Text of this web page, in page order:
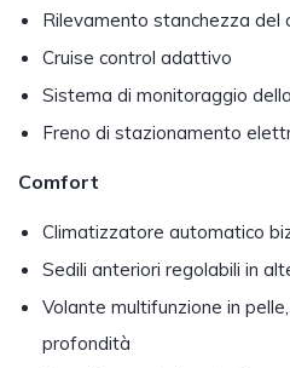
Rilevamento stanchezza del
Cruise control adattivo
Sistema di monitoraggio
Freno di stazionamento
Comfort
Climatizzatore automatico
Sedili anteriori regolabili in
Volante multifunzione in
profondità